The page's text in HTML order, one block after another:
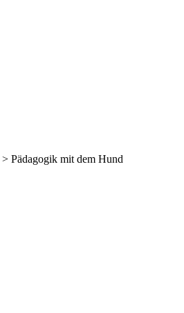
> Pädagogik mit dem Hund